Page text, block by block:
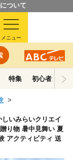
ついて
メニュー
特集 初心者ガイド
いみらいクリエイ
り物 暑中見舞い 夏
アクティビティ 送